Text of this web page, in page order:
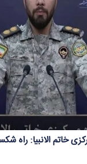
خاتم الانبیا: